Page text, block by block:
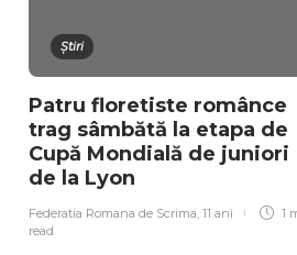
Știri
Patru floretiste românce
trag sâmbătă la etapa de
Cupă Mondială de juniori
de la Lyon
Federatia Romana de Scrima, 11 ani
1
read